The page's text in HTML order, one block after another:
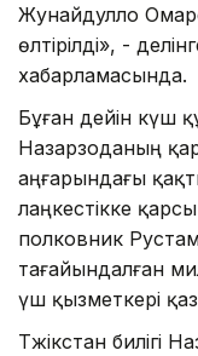
Жунайдулло
өлтірілді», -
хабарламасында.
Бұған дейін күш
Назарзоданың
аңғарындағы
лаңкестікке
полковник
тағайындалған
үш қызметкері
Тәжікстан билігі